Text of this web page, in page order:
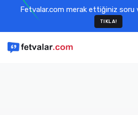
Fetvalar.com merak ettiğiniz soru
TIKLA!